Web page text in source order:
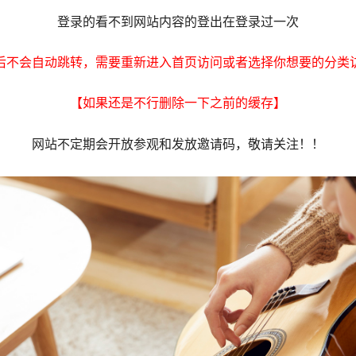
登录的看不到网站内容的登出在登录过一次
不会自动跳转，需要重新进入首页访问或者选择你想要的分类
【如果还是不行删除一下之前的缓存】
网站不定期会开放参观和发放邀请码，敬请关注！！